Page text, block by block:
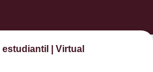
| Virtual